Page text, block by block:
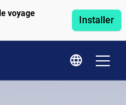
voyage
Installer